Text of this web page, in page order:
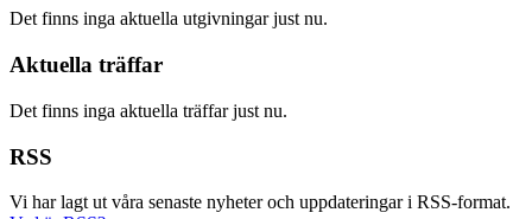
Det finns inga aktuella utgivningar just nu.
Aktuella träffar
Det finns inga aktuella träffar just nu.
RSS
Vi har lagt ut våra senaste nyheter och uppdateringar i RSS-format.